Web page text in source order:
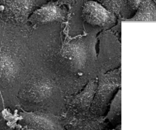
Aller
au
contenu
principal